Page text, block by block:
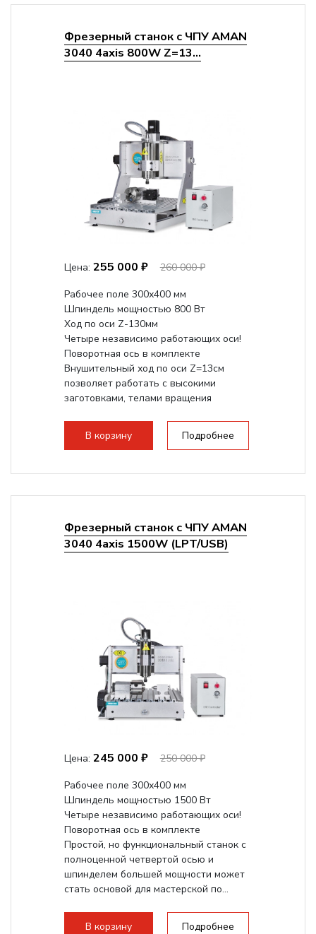
Фрезерный станок с ЧПУ AMAN
3040 4axis 800W Z=13...
Цена: 255 000 ₽
260 000 ₽
Рабочее поле 300х400 мм
Шпиндель мощностью 800 Вт
Ход по оси Z-130мм
Четыре независимо работающих оси!
Поворотная ось в комплекте
Внушительный ход по оси Z=13см
позволяет работать с высокими
заготовками, телами вращения
В корзину
Подробнее
Фрезерный станок с ЧПУ AMAN
3040 4axis 1500W (LPT/USB)
Цена: 245 000 ₽
250 000 ₽
Рабочее поле 300х400 мм
Шпиндель мощностью 1500 Вт
Четыре независимо работающих оси!
Поворотная ось в комплекте
Простой, но функциональный станок с
полноценной четвертой осью и
шпинделем большей мощности может
стать основой для мастерской по...
В корзину Подробнее